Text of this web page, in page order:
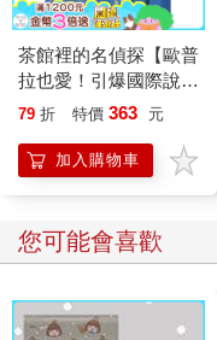
茶館裡的名偵探【歐普
拉也愛！引爆國際說書
網紅數十萬則好評《茶
79 折 特價 363 元
加入購物車
您可能會喜歡